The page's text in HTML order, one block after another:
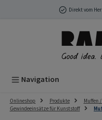
Zum Hauptinhalt springen
Direkt vom
Navigation
Onlineshop Produkte
Muffen
Gewindeeinsätze für Kunststoff